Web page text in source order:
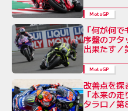
MotoGP
「何が何
序盤のアタ
出果たす／
MotoGP
改善点を探
「本来の
タラロ／第